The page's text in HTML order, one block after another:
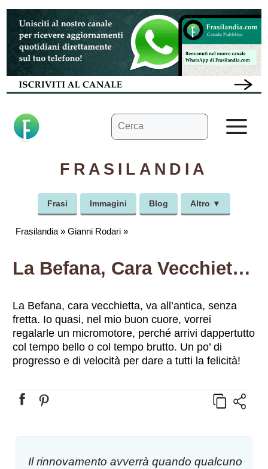
Vai
contenuto
Ricerca
per:
FRASILANDIA
Frasi Immagini Blog Altro ▼
Frasilandia »Gianni Rodari »
La Befana, Cara Vecchietta, Va All’antica, Senza Fretta. Io Quasi, Nel Mio Buon Cuore, Vorrei Regalarle Un Micromotore, Perché Arrivi Dappertutto Col Tempo Bello O Col Tempo Brutto. Un Po’ Di Progresso E Di Velocità Per Dare A Tutti La Felicità!
La Befana, cara vecchietta, va all’antica, senza
fretta. Io quasi, nel mio buon cuore, vorrei
regalarle un micromotore, perché arrivi dappertutto
col tempo bello o col tempo brutto. Un po’ di
progresso e di velocità per dare a tutti la felicità!
Il rinnovamento avverrà quando qualcuno